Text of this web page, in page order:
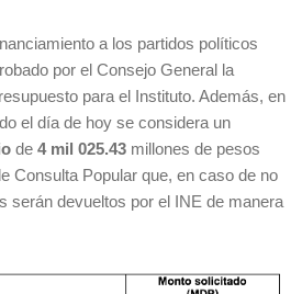
a los partidos políticos
por el Consejo General la
para el Instituto. Además, en
el día de hoy se considera un
de 4 mil 025.43 millones de pesos
Consulta Popular que, en caso de no
serán devueltos por el INE de manera